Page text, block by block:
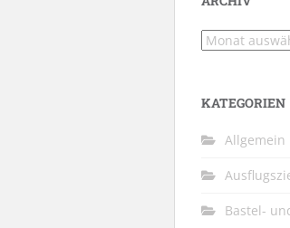
Archiv
KATEGORIEN
Allgemein
Bastel-